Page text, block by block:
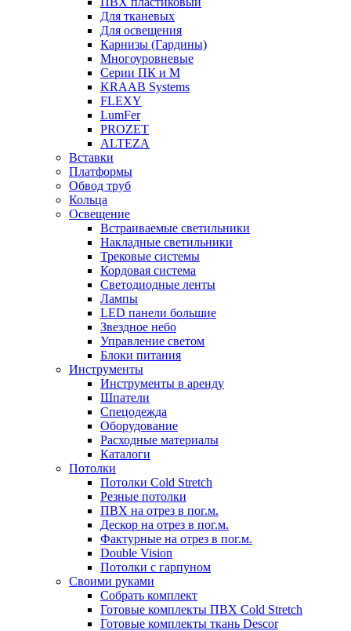
Для тканевых
Для освещения
Карнизы (Гардины)
Многоуровневые
Серии ПК и М
KRAAB Systems
FLEXY
LumFer
PROZET
ALTEZA
Вставки
Платформы
Обвод труб
Кольца
Освещение
Встраиваемые светильники
Накладные светильники
Трековые системы
Кордовая система
Светодиодные ленты
Лампы
LED панели большие
Звездное небо
Управление светом
Блоки питания
Инструменты
Инструменты в аренду
Шпатели
Спецодежда
Оборудование
Расходные материалы
Каталоги
Потолки
Потолки Cold Stretch
Резные потолки
ПВХ на отрез в пог.м.
Дескор на отрез в пог.м.
Фактурные на отрез в пог.м.
Double Vision
Потолки с гарпуном
Своими руками
Собрать комплект
Готовые комплекты ПВХ Cold Stretch
Готовые комплекты ткань Descor